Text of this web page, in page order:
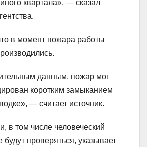
квартала», — сказал
в момент пожара работы
данным, пожар мог
коротким замыканием
— считает источник.
в том числе человеческий
будут проверяться, указывает